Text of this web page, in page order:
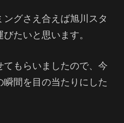
ングさえ合えば旭川スタ
たいと思います。
てもらいましたので、今
間を目の当たりにした